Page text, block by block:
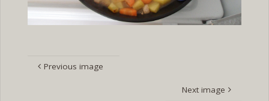
Previous image
Next image